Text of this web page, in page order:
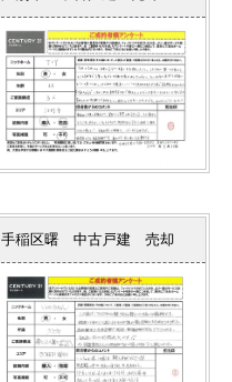
手稲区曙 中古戸建 売却